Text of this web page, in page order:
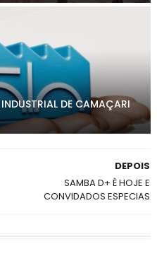
DE CAMAÇARI
DEPOIS
SAMBA D+ È HOJE E
CONVIDADOS ESPECIAS